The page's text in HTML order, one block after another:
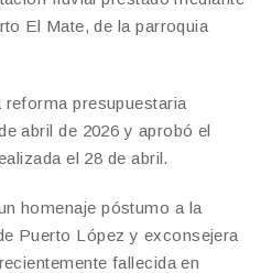
El Mate, de la parroquia
presupuestaria
abril de 2026 y aprobó el
el 28 de abril.
homenaje póstumo a la
Puerto López y exconsejera
fallecida en